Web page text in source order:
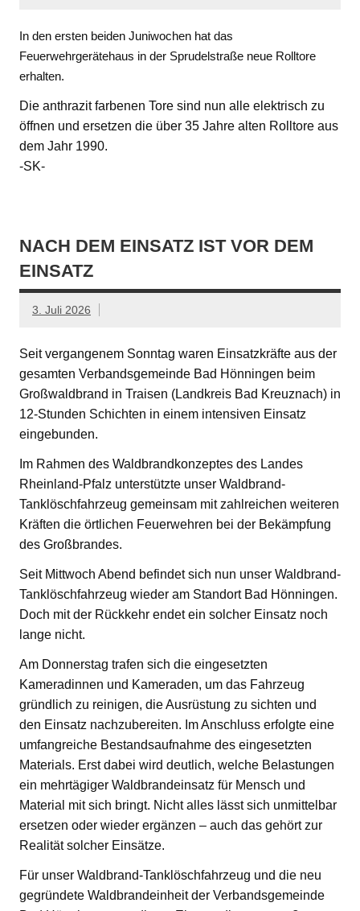
In den ersten beiden Juniwochen hat das
Feuerwehrgerätehaus in der Sprudelstraße neue Rolltore
erhalten.
Die anthrazit farbenen Tore sind nun alle elektrisch zu
öffnen und ersetzen die über 35 Jahre alten Rolltore aus
dem Jahr 1990.
-SK-
NACH DEM EINSATZ IST VOR DEM
EINSATZ
3. Juli 2026
Seit vergangenem Sonntag waren Einsatzkräfte aus der
gesamten Verbandsgemeinde Bad Hönningen beim
Großwaldbrand in Traisen (Landkreis Bad Kreuznach) in
12-Stunden Schichten in einem intensiven Einsatz
eingebunden.
Im Rahmen des Waldbrandkonzeptes des Landes
Rheinland-Pfalz unterstützte unser Waldbrand-
Tanklöschfahrzeug gemeinsam mit zahlreichen weiteren
Kräften die örtlichen Feuerwehren bei der Bekämpfung
des Großbrandes.
Seit Mittwoch Abend befindet sich nun unser Waldbrand-
Tanklöschfahrzeug wieder am Standort Bad Hönningen.
Doch mit der Rückkehr endet ein solcher Einsatz noch
lange nicht.
Am Donnerstag trafen sich die eingesetzten
Kameradinnen und Kameraden, um das Fahrzeug
gründlich zu reinigen, die Ausrüstung zu sichten und
den Einsatz nachzubereiten. Im Anschluss erfolgte eine
umfangreiche Bestandsaufnahme des eingesetzten
Materials. Erst dabei wird deutlich, welche Belastungen
ein mehrtägiger Waldbrandeinsatz für Mensch und
Material mit sich bringt. Nicht alles lässt sich unmittelbar
ersetzen oder wieder ergänzen – auch das gehört zur
Realität solcher Einsätze.
Für unser Waldbrand-Tanklöschfahrzeug und die neu
gegründete Waldbrandeinheit der Verbandsgemeinde